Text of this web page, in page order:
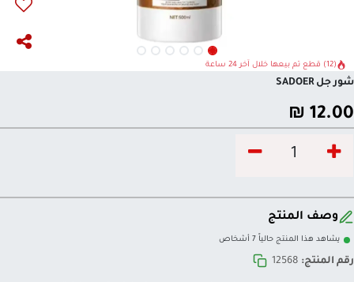
(12) قطع تم بيعها خلال آخر 24 ساعة
شور جل SADOER
12.00
₪
وصف المنتج
يشاهد هذا المنتج حالياً 7 أشخاص
رقم المنتج: 12568